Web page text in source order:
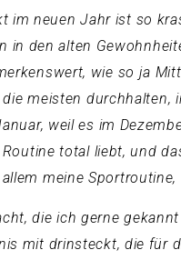
neuen Jahr ist so
den alten
wie so ja
meisten
weil es im
total liebt, und
meine
die ich gerne
mit drinsteckt, die